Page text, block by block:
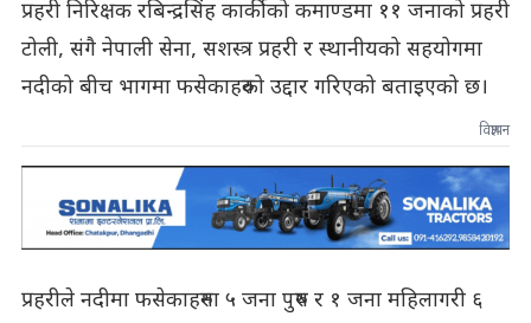
प्रहरी निरिक्षक रबिन्द्रसिंह कार्कीको कमाण्डमा ११ जनाको प्रहरी
टोली, संगै नेपाली सेना, सशस्त्र प्रहरी र स्थानीयको सहयोगमा
नदीको बीच भागमा फसेकाहरुको उद्दार गरिएको बताइएको छ।
विज्ञापन
प्रहरीले नदीमा फसेकाहरुमा ५ जना पुरुष र १ जना महिलागरी ६